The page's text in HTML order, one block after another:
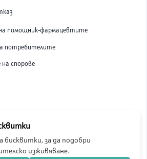
на помощник-фармацевтите
потребителите
спорове
аптека е лицензирана от Изпълнителна
бисквитки, за да подобри
изживяване.